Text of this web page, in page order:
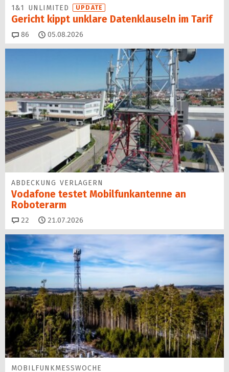
1&1 UNLIMITED UPDATE
Gericht kippt unklare Datenklauseln im Tarif
86 Kommentare
05.08.2026
ABDECKUNG VERLAGERN
Vodafone testet Mobilfunk­antenne an
Roboterarm
22 Kommentare
21.07.2026
MOBILFUNKMESSWOCHE